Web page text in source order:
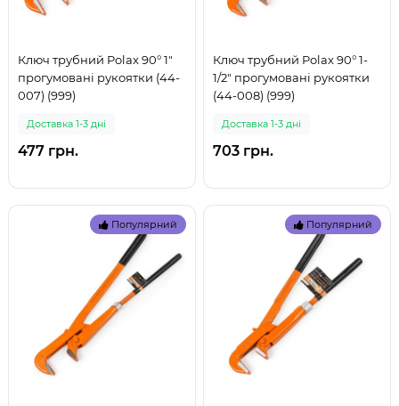
Ключ трубний Polax 90° 1"
прогумовані рукоятки (44-
007) (999)
Доставка 1-3 дні
477 грн.
Ключ трубний Polax 90° 1-
1/2" прогумовані рукоятки
(44-008) (999)
Доставка 1-3 дні
703 грн.
Популярний Популярний